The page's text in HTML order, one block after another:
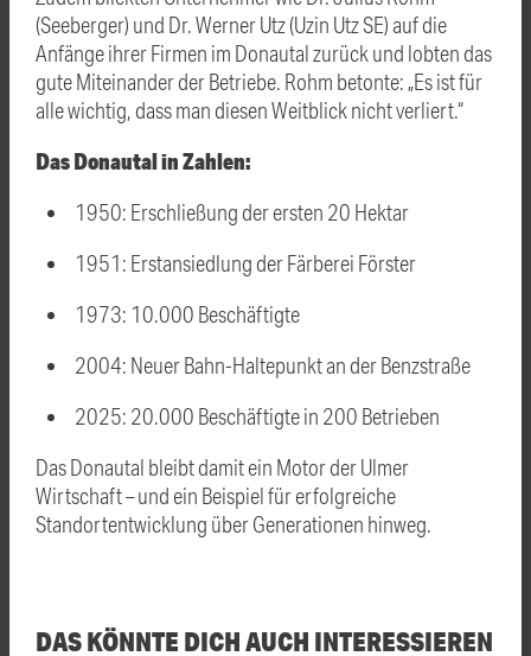
(Seeberger) und Dr. Werner Utz (Uzin Utz SE) auf die
Anfänge ihrer Firmen im Donautal zurück und lobten das
gute Miteinander der Betriebe. Rohm betonte: „Es ist für
alle wichtig, dass man diesen Weitblick nicht verliert.“
Das Donautal in Zahlen:
1950: Erschließung der ersten 20 Hektar
1951: Erstansiedlung der Färberei Förster
1973: 10.000 Beschäftigte
2004: Neuer Bahn-Haltepunkt an der Benzstraße
2025: 20.000 Beschäftigte in 200 Betrieben
Das Donautal bleibt damit ein Motor der Ulmer
Wirtschaft – und ein Beispiel für erfolgreiche
Standortentwicklung über Generationen hinweg.
DAS KÖNNTE DICH AUCH INTERESSIEREN